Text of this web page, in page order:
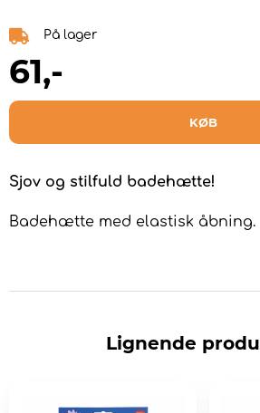
På lager
61,-
KØB
Sjov og stilfuld badehætte!
Badehætte med elastisk åbning.
Lignende